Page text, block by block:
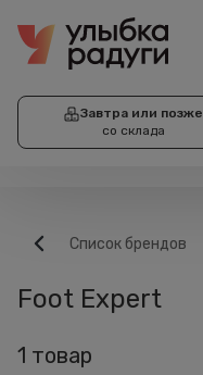
Завтра или позже
со склада
Список брендов
Foot Expert
1 товар